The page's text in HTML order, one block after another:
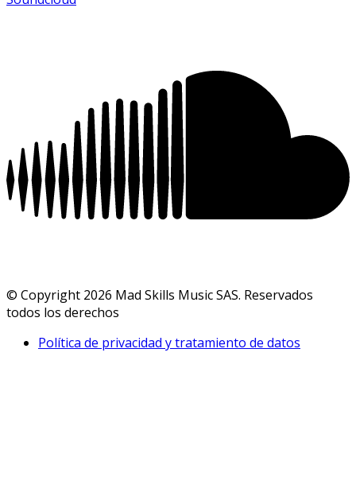
© Copyright 2026 Mad Skills Music SAS. Reservados
todos los derechos
Política de privacidad y tratamiento de datos